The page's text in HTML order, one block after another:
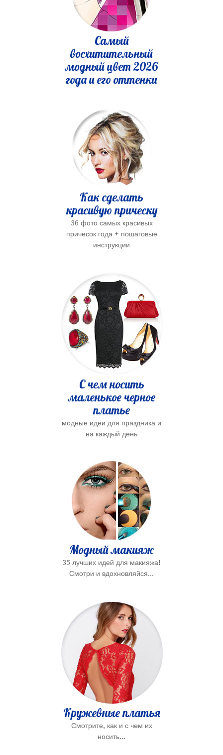
Самый
восхитительный
модный цвет 2026
года и его оттенки
Как сделать
красивую прическу
36 фото самых красивых
причесок года + пошаговые
инструкции
С чем носить
маленькое черное
платье
модные идеи для праздника и
на каждый день
Модный макияж
35 лучших идей для макияжа!
Смотри и вдохновляйся...
Кружевные платья
Смотрите, как и с чем их
носить...